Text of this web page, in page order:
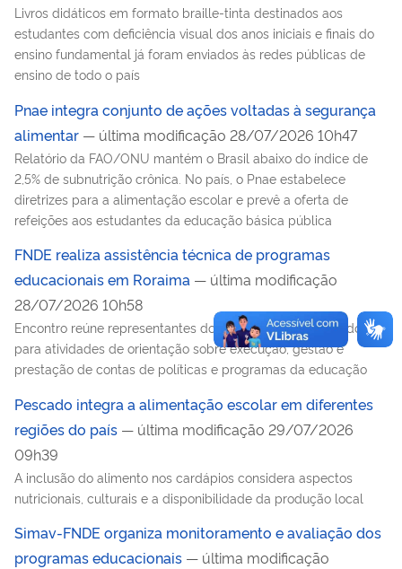
Livros didáticos em formato braille-tinta destinados aos
estudantes com deficiência visual dos anos iniciais e finais do
ensino fundamental já foram enviados às redes públicas de
ensino de todo o país
Pnae integra conjunto de ações voltadas à segurança
alimentar — última modificação 28/07/2026 10h47
Relatório da FAO/ONU mantém o Brasil abaixo do índice de
2,5% de subnutrição crônica. No país, o Pnae estabelece
diretrizes para a alimentação escolar e prevê a oferta de
refeições aos estudantes da educação básica pública
FNDE realiza assistência técnica de programas
educacionais em Roraima — última modificação
28/07/2026 10h58
Encontro reúne representantes dos municípios e do estado
para atividades de orientação sobre execução, gestão e
prestação de contas de políticas e programas da educação
Pescado integra a alimentação escolar em diferentes
regiões do país — última modificação 29/07/2026
09h39
A inclusão do alimento nos cardápios considera aspectos
nutricionais, culturais e a disponibilidade da produção local
Simav-FNDE organiza monitoramento e avaliação dos
programas educacionais — última modificação